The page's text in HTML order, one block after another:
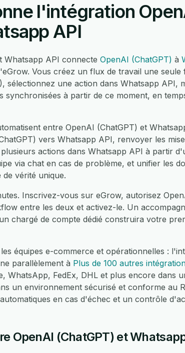
l'intégration
API
Whatsapp API connecte OpenAI (ChatGPT) à
Vous créez un flux de travail une
sélectionnez une action dans Whatsapp API,
synchronisées à partir de ce moment, en
entre OpenAI (ChatGPT) et
vers Whatsapp API, renvoyer les
actions dans Whatsapp API à partir
via chat en cas de problème, et unifier les
vérité unique.
Inscrivez-vous sur eGrow, autorisez
entre les deux et activez-le. Un
chargé de compte dédié construira votre
équipes e-commerce et opérationnelles :
parallèlement à Plus de 100 autres
WhatsApp, FedEx, DHL et plus encore dans
un environnement sécurisé et conforme au
en cas d'échec et un contrôle
OpenAI (ChatGPT) et